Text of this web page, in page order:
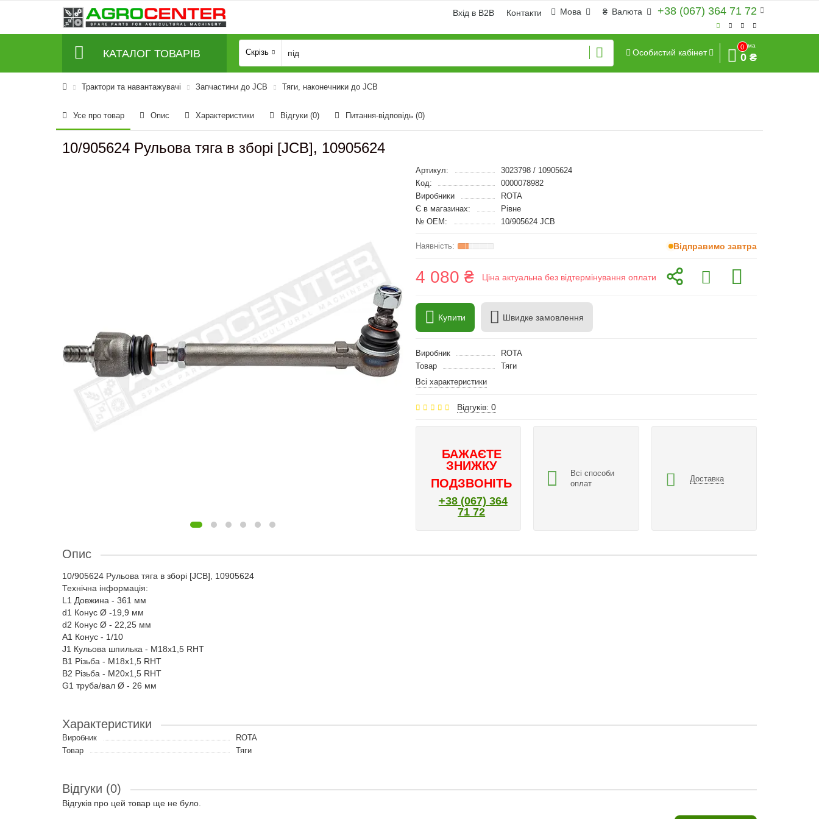
+38 (067) 364 71 72
₴ Валюта
Мова
Вхід в B2B Контакти
КАТАЛОГ ТОВАРІВ Скрізь Особистий кабінет
0
Сума
0 ₴
Трактори та навантажувачі Запчастини до JCB Тяги, наконечники до JCB
Усе про товар Опис Характеристики Відгуки (0) Питання-відповідь (0)
10/905624 Рульова тяга в зборі [JCB], 10905624
Артикул:
3023798 / 10905624
Код:
0000078982
Виробники
ROTA
Є в магазинах:
Рівне
№ OEM:
10/905624 JCB
Відправимо завтра
4 080 ₴ Ціна актуальна без відтермінування оплати
Купити Швидке замовлення
Виробник
ROTA
Товар
Тяги
Всі характеристики
Відгуків: 0
БАЖАЄТЕ
ЗНИЖКУ
ПОДЗВОНІТЬ
+38 (067) 364
71 72
Всі способи
оплат
Доставка
Опис
10/905624 Рульова тяга в зборі [JCB], 10905624
Технічна інформація:
L1 Довжина - 361 мм
d1 Конус Ø -19,9 мм
d2 Конус Ø - 22,25 мм
A1 Конус - 1/10
J1 Кульова шпилька - M18x1,5 RHT
B1 Різьба - M18x1,5 RHT
B2 Різьба - M20x1,5 RHT
G1 труба/вал Ø - 26 мм
Характеристики
Виробник
ROTA
Товар
Тяги
Відгуки (0)
Відгуків про цей товар ще не було.